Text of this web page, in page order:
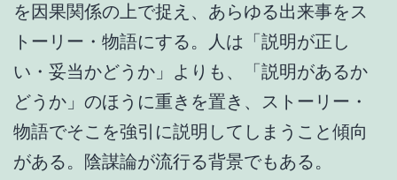
を因果関係の上で捉え、あらゆる出来事をス
トーリー・物語にする。人は「説明が正し
い・妥当かどうか」よりも、「説明があるか
どうか」のほうに重きを置き、ストーリー・
物語でそこを強引に説明してしまうこと傾向
がある。陰謀論が流行る背景でもある。